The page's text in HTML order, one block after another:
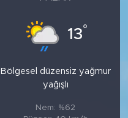
13°
Bölgesel düzensiz yağmur
yağışlı
Nem: %62